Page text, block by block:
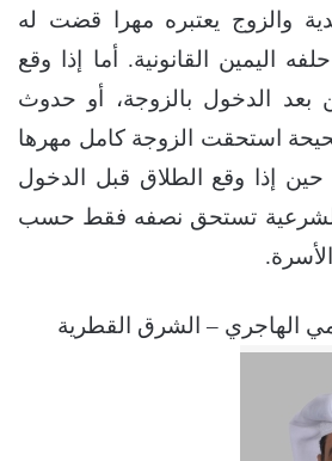
والزوج يعتبره مهرا قضت له
اليمين القانونية. أما إذا وقع
بعد الدخول بالزوجة، أو حدوث
استحقت الزوجة كامل مهرها
إذا وقع الطلاق قبل الدخول
الشرعية تستحق نصفه فقط حسب
الهاجري – الشرق القطرية